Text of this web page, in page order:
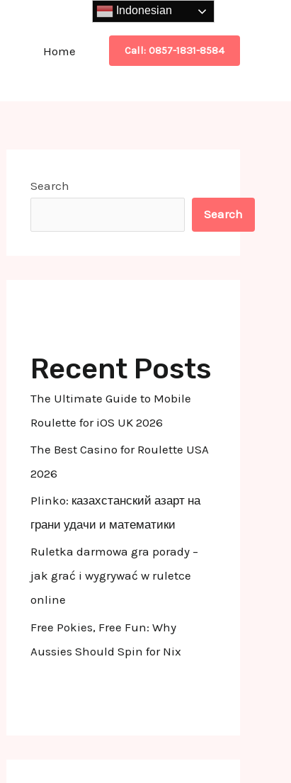
Home Call: 0857-1831-8584
Search
Search
Recent Posts
The Ultimate Guide to Mobile
Roulette for iOS UK 2026
The Best Casino for Roulette USA
2026
Plinko: казахстанский азарт на
грани удачи и математики
Ruletka darmowa gra porady –
jak grać i wygrywać w ruletce
online
Free Pokies, Free Fun: Why
Aussies Should Spin for Nix
Indonesian